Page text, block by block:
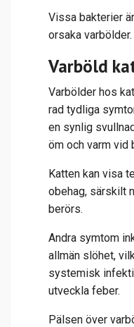
Vissa bakterier
orsaka varbölder.
Varböld
Varbölder hos
rad tydliga
en synlig
öm och varm vid
Katten kan visa
obehag, särskilt
berörs.
Andra symtom
allmän slöhet,
systemisk
utveckla feber.
Pälsen över